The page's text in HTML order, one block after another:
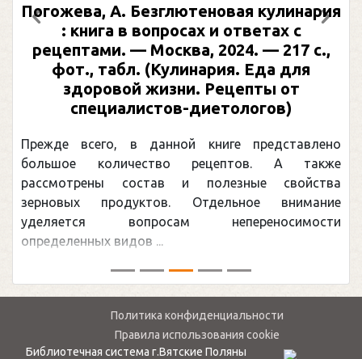
Погожева, А. Безглютеновая кулинария
: книга в вопросах и ответах с
рецептами. — Москва, 2024. — 217 с.,
фот., табл. (Кулинария. Еда для
здоровой жизни. Рецепты от
специалистов-диетологов)
Прежде всего, в данной книге представлено
большое количество рецептов. А также
рассмотрены состав и полезные свойства
зерновых продуктов. Отдельное внимание
уделяется вопросам непереносимости
определенных видов ...
Предыдущий
Политика конфиденциальности
Правила использования cookie
Библиотечная система г.Вятские Поляны